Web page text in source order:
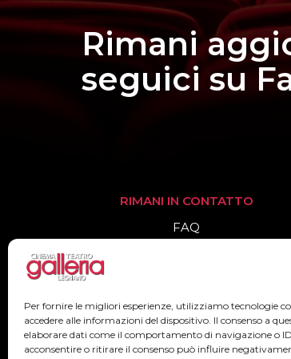
Per fornire le migliori esperienze, utilizziamo tecnologie
accedere alle informazioni del dispositivo. Il consenso a
elaborare dati come il comportamento di navigazione o
acconsentire o ritirare il consenso può influire
Rimani
seguici su
RIMANI IN CONTATTO
FAQ